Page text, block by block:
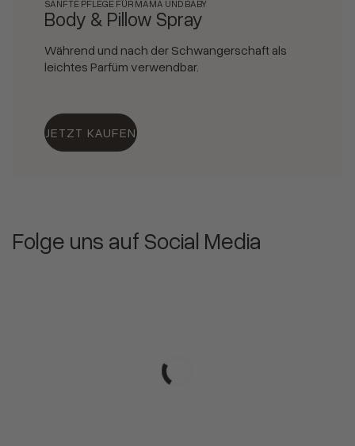
SANFTE PFLEGE FÜR MAMA UND BABY
Body & Pillow Spray
Während und nach der Schwangerschaft als
leichtes Parfüm verwendbar.
JETZT KAUFEN
Folge uns auf Social Media